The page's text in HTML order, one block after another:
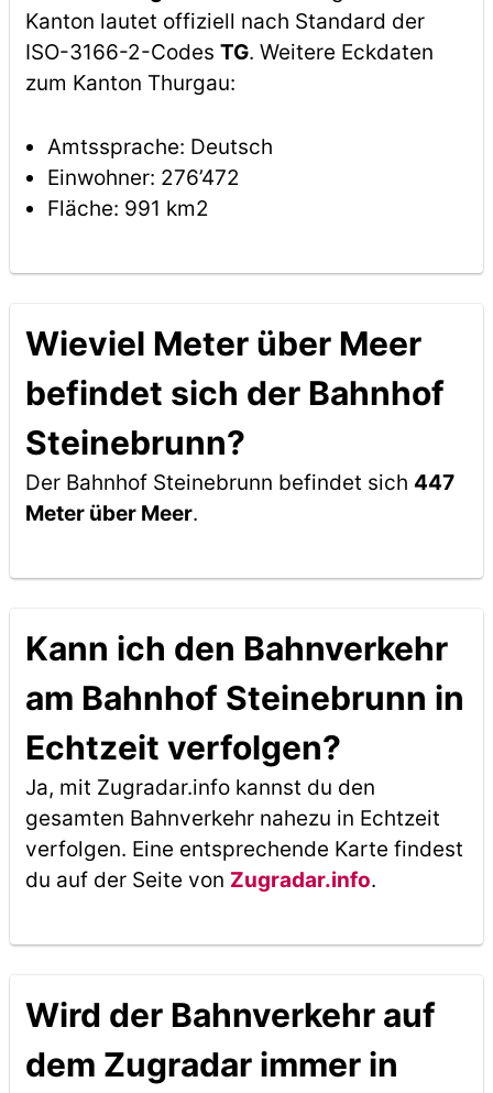
Kanton lautet offiziell nach Standard der
ISO-3166-2-Codes TG. Weitere Eckdaten
zum Kanton Thurgau:
Amtssprache: Deutsch
Einwohner: 276’472
Fläche: 991 km2
Wieviel Meter über Meer
befindet sich der Bahnhof
Steinebrunn?
Der Bahnhof Steinebrunn befindet sich 447
Meter über Meer.
Kann ich den Bahnverkehr
am Bahnhof Steinebrunn in
Echtzeit verfolgen?
Ja, mit Zugradar.info kannst du den
gesamten Bahnverkehr nahezu in Echtzeit
verfolgen. Eine entsprechende Karte findest
du auf der Seite von Zugradar.info.
Wird der Bahnverkehr auf
dem Zugradar immer in